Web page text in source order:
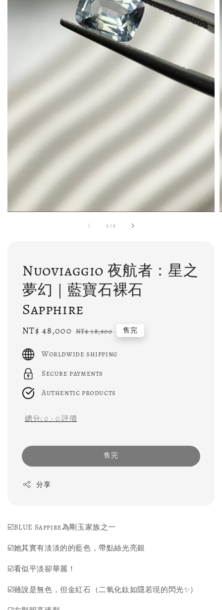
1 /7
Nuoviaggio 夜航者：星之
夢幻｜藍寶石裸石
Sapphire
Sale
NT$ 48,000 Regular
NT$ 58,900 售完
Worldwide shipping
Secure payments
Authentic products
總分:0 - 0 評價
售完
分享
☑️BLUE Sappire為剛玉家族之一
☑️她其實有淡淡的的藍色，帶點絲光亮銀
☑️看似平淡卻華麗！
☑️雖說是無色，但金紅石（二氧化鈦如隱若現的閃光✨）